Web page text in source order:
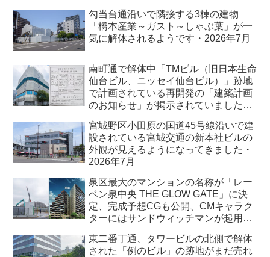
勾当台通沿いで隣接する3棟の建物
「橋本産業～ガスト～しゃぶ葉」が一
気に解体されるようです・2026年7月
南町通で解体中「TMビル（旧日本生命
仙台ビル、ニッセイ仙台ビル）」跡地
で計画されている再開発の「建築計画
のお知らせ」が掲示されていました・
宮城野区小田原の国道45号線沿いで建
設されている宮城交通の新本社ビルの
外観が見えるようになってきました・
2026年7月
泉区最大のマンションの名称が「レー
ベン泉中央 THE GLOW GATE」に決
定、完成予想CGも公開、CMキャラク
ターにはサンドウィッチマンが起用さ
東二番丁通、タワービルの北側で解体
された「例のビル」の跡地がまだ売れ